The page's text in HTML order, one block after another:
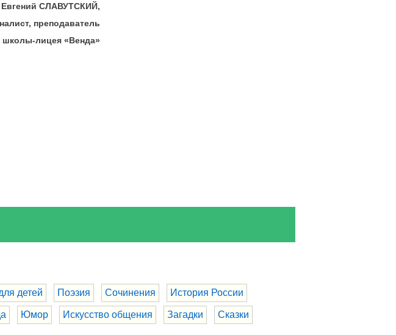
Евгений СЛАВУТСКИЙ,
преподаватель
школы-лицея «Венда»
детей Поэзия Сочинения История России
Юмор Искусство общения Загадки Сказки